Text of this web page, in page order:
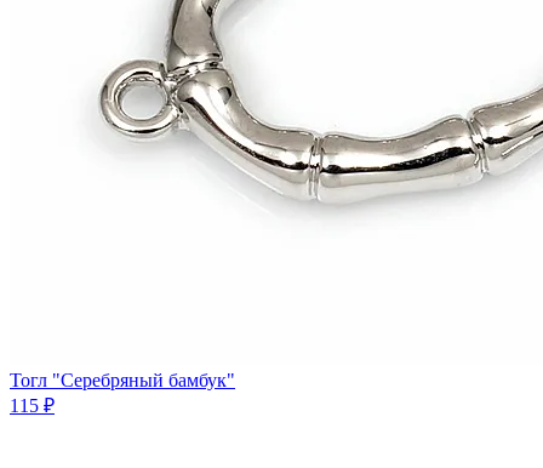
Тогл "Серебряный бамбук"
115 ₽